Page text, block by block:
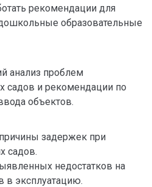
рекомендации для
образовательные
анализ проблем
садов и рекомендации по
объектов.
задержек при
садов.
недостатков на
в эксплуатацию.